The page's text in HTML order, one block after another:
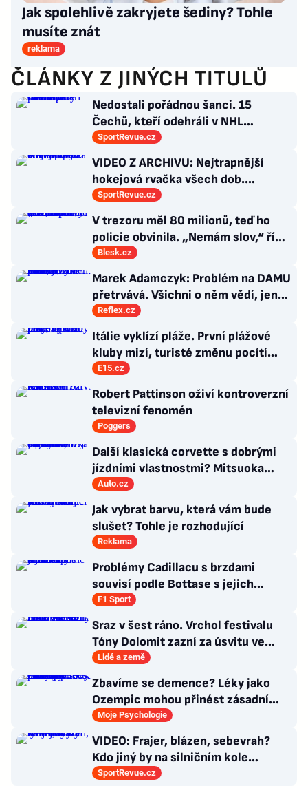
Jak spolehlivě zakryjete šediny? Tohle
musíte znát
reklama
ČLÁNKY Z JINÝCH TITULŮ
Nedostali pořádnou šanci. 15
Čechů, kteří odehráli v NHL
maximálně dva zápasy
SportRevue.cz
VIDEO Z ARCHIVU: Nejtrapnější
hokejová rvačka všech dob.
Nepadla v ní ani rána
SportRevue.cz
V trezoru měl 80 milionů, teď ho
policie obvinila. „Nemám slov,“ říká
exšéf Správy železnic
Blesk.cz
Marek Adamczyk: Problém na DAMU
přetrvává. Všichni o něm vědí, jen
moc nevědí, co s ním
Reflex.cz
Itálie vyklízí pláže. První plážové
kluby mizí, turisté změnu pocítí
brzy
E15.cz
Robert Pattinson oživí kontroverzní
televizní fenomén
Poggers
Další klasická corvette s dobrými
jízdními vlastnostmi? Mitsuoka
znovu využije legendární MX-5
Auto.cz
Jak vybrat barvu, která vám bude
slušet? Tohle je rozhodující
Reklama
Problémy Cadillacu s brzdami
souvisí podle Bottase s jejich
chlazením
F1 Sport
Sraz v šest ráno. Vrchol festivalu
Tóny Dolomit zazní za úsvitu ve
3000 metrech
Lidé a země
Zbavíme se demence? Léky jako
Ozempic mohou přinést zásadní
průlom v léčbě Alzheimerovy
Moje Psychologie
VIDEO: Frajer, blázen, sebevrah?
Kdo jiný by na silničním kole
dokázal tyhle triky?
SportRevue.cz